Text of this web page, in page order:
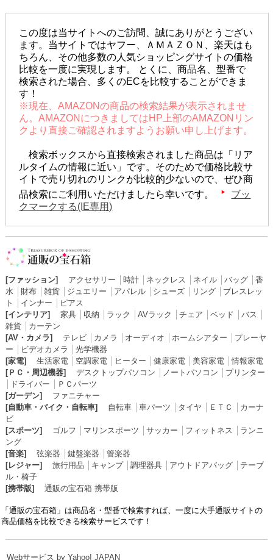
この度は当サイトへのご訪問、誠にありがとうござい
ます。当サイトではヤフー、ＡＭＡＺＯＮ、楽天はも
ちろん、その他多数の人気ショッピングサイトの価格
比較を一度に実現します。 とくに、商品名、型番で
検索された場合、多くのECを比較することができま
す！
※現在、AMAZONの商品の検索結果が表示されませ
ん。AMAZONにつきましてはHP上部のAMAZONリン
クより直接ご確認されますようお願い申し上げます。
検索ボックスから直接検索されました商品は「リア
ルタイムの情報に近い」です。そのためで価格比較サ
イトで売り切れのリンクが比較的少ないので、ぜひ商
品検索にご利用いただけましたら幸いです。
ブッ
クマークする(IE専用)
[ファッション] アクセサリー 時計│ ネックレス ネイル│ バッグ│ 香
水
財布│ 雑貨│ ジュエリー アパレル│ シューズ│ リング│ ブレスレッ
ト
インナー
ピアス
[インテリア]
家具│ 収納 ラック AVラック チェア ベッド バス
雑貨│ カーテン
[AV・カメラ]
テレビ│ カメラ オーディオ ホームシアター
プレーヤ
ー
ビデオカメラ
光学機器
[家電]
生活家電│ 空調家電│ ヒーター 健康家電│ 美容家電│情報家電
[ＰＣ・周辺機器]
デスクトップパソコン ノートパソコン
プリンター
ドライバー
ＰＣパーツ
[ガーデン]
ファニチャー
[自動車・バイク・自転車]
自転車│ 車パーツ タイヤ ＥＴＣ
カーナ
ビ
[スポーツ]
ゴルフ マリンスポーツ サッカー フィットネス
ランニ
ング
[音楽]
弦楽器 鍵盤楽器
管楽器
[レジャー]
旅行用品 キャンプ│ 調理器具│ アウトドアバッグ│ テーブ
ル・椅子
[携帯版]
通販の宝石箱 携帯版
「通販の宝石箱」は商品名・型番で検索すれば、一度に大手通販サイトの
商品価格を比較できる検索サービスです！
Webサービス by Yahoo! JAPAN